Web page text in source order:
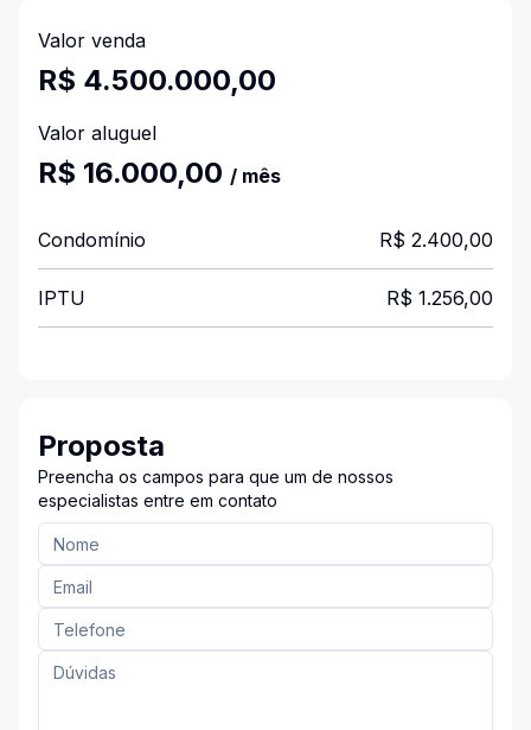
Valor venda
R$ 4.500.000,00
Valor aluguel
R$ 16.000,00 / mês
Condomínio R$ 2.400,00
IPTU R$ 1.256,00
Proposta
Preencha os campos para que um de nossos
especialistas entre em contato